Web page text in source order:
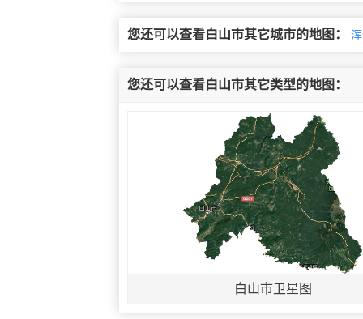
您还可以查看白山市其它城市的地图：
您还可以查看白山市其它类型的地图：
白山市卫星图